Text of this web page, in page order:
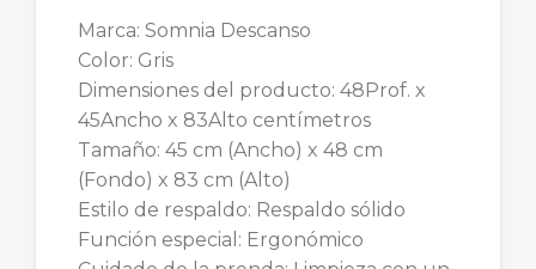
Marca: Somnia Descanso
Color: Gris
Dimensiones del producto: 48Prof. x
45Ancho x 83Alto centímetros
Tamaño: 45 cm (Ancho) x 48 cm
(Fondo) x 83 cm (Alto)
Estilo de respaldo: Respaldo sólido
Función especial: Ergonómico